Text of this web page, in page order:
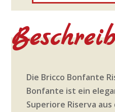
Die Bricco Bonfante
Bonfante ist ein
Superiore Riserva